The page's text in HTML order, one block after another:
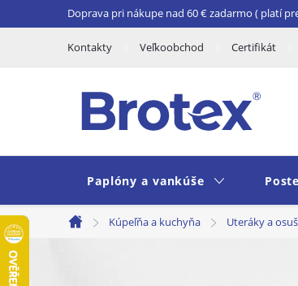
na
Doprava pri nákupe nad 60 € zadarmo ( platí
Kontakty Veľkoobchod Certifikát
Paplóny a vankúše
Domov
Kúpeľňa a kuchyňa Uteráky a